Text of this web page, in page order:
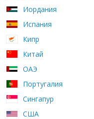
Иордания
Испания
Кипр
Китай
ОАЭ
Португалия
Сингапур
США